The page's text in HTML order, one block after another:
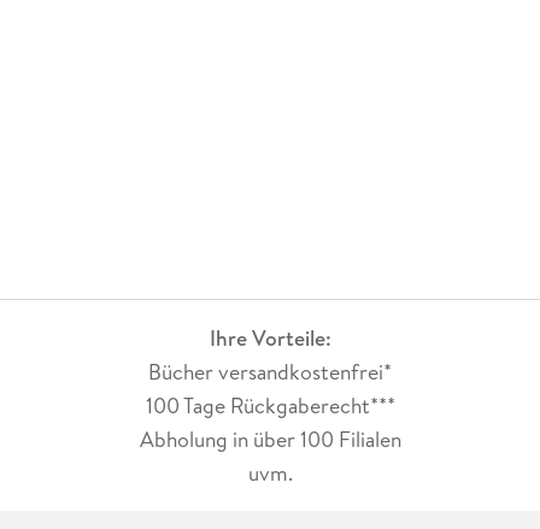
Sie ist die Co-Autorin, die nicht mehr hier ist und doch
Ihre Vorteile:
Bücher versandkostenfrei*
100 Tage Rückgaberecht***
Abholung in über 100 Filialen
uvm.